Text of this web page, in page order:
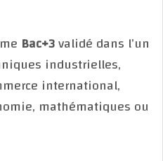
Bac+3validé dans
industrielles,
international,
mathématiques